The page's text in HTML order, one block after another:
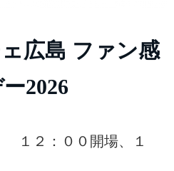
広島 ファン感
2026
１２：００開場、１